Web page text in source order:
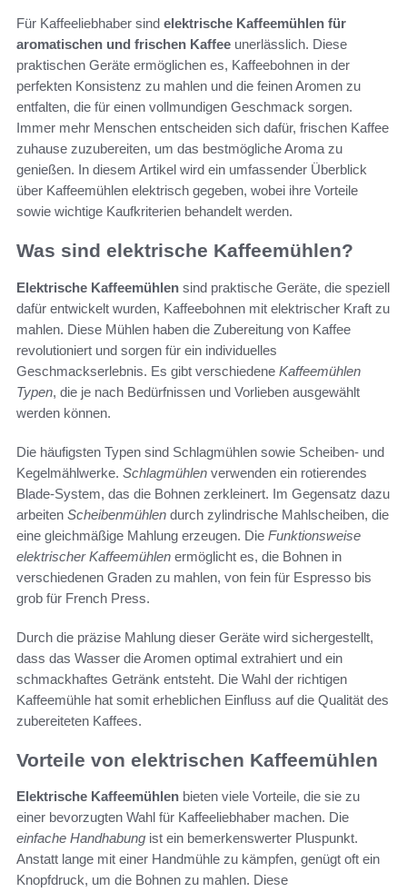
Für Kaffeeliebhaber sind elektrische Kaffeemühlen für
aromatischen und frischen Kaffee unerlässlich. Diese
praktischen Geräte ermöglichen es, Kaffeebohnen in der
perfekten Konsistenz zu mahlen und die feinen Aromen zu
entfalten, die für einen vollmundigen Geschmack sorgen.
Immer mehr Menschen entscheiden sich dafür, frischen Kaffee
zuhause zuzubereiten, um das bestmögliche Aroma zu
genießen. In diesem Artikel wird ein umfassender Überblick
über Kaffeemühlen elektrisch gegeben, wobei ihre Vorteile
sowie wichtige Kaufkriterien behandelt werden.
Was sind elektrische Kaffeemühlen?
Elektrische Kaffeemühlen sind praktische Geräte, die speziell
dafür entwickelt wurden, Kaffeebohnen mit elektrischer Kraft zu
mahlen. Diese Mühlen haben die Zubereitung von Kaffee
revolutioniert und sorgen für ein individuelles
Geschmackserlebnis. Es gibt verschiedene Kaffeemühlen
Typen, die je nach Bedürfnissen und Vorlieben ausgewählt
werden können.
Die häufigsten Typen sind Schlagmühlen sowie Scheiben- und
Kegelmählwerke. Schlagmühlen verwenden ein rotierendes
Blade-System, das die Bohnen zerkleinert. Im Gegensatz dazu
arbeiten Scheibenmühlen durch zylindrische Mahlscheiben, die
eine gleichmäßige Mahlung erzeugen. Die Funktionsweise
elektrischer Kaffeemühlen ermöglicht es, die Bohnen in
verschiedenen Graden zu mahlen, von fein für Espresso bis
grob für French Press.
Durch die präzise Mahlung dieser Geräte wird sichergestellt,
dass das Wasser die Aromen optimal extrahiert und ein
schmackhaftes Getränk entsteht. Die Wahl der richtigen
Kaffeemühle hat somit erheblichen Einfluss auf die Qualität des
zubereiteten Kaffees.
Vorteile von elektrischen Kaffeemühlen
Elektrische Kaffeemühlen bieten viele Vorteile, die sie zu
einer bevorzugten Wahl für Kaffeeliebhaber machen. Die
einfache Handhabung ist ein bemerkenswerter Pluspunkt.
Anstatt lange mit einer Handmühle zu kämpfen, genügt oft ein
Knopfdruck, um die Bohnen zu mahlen. Diese